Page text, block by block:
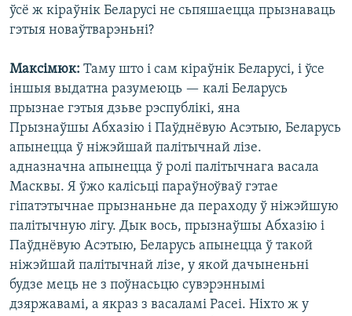
ўсё ж кіраўнік Беларусі не сьпяшаецца прызнаваць
гэтыя новаўтварэньні?
Максімюк: Таму што і сам кіраўнік Беларусі, і ўсе
іншыя выдатна разумеюць — калі Беларусь
прызнае гэтыя дзьве рэспублікі, яна
Прызнаўшы Абхазію і Паўднёвую Асэтыю, Беларусь
апынецца ў ніжэйшай палітычнай лізе.
адназначна апынецца ў ролі палітычнага васала
Масквы. Я ўжо калісьці параўноўваў гэтае
гіпатэтычнае прызнаньне да пераходу ў ніжэйшую
палітычную лігу. Дык вось, прызнаўшы Абхазію і
Паўднёвую Асэтыю, Беларусь апынецца ў такой
ніжэйшай палітычнай лізе, у якой дачыненьні
будзе мець не з поўнасьцю сувэрэннымі
дзяржавамі, а якраз з васаламі Расеі. Ніхто ж у